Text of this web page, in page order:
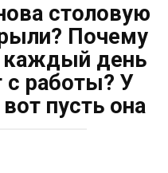
столовую
Почему
каждый день
с работы? У
пусть она